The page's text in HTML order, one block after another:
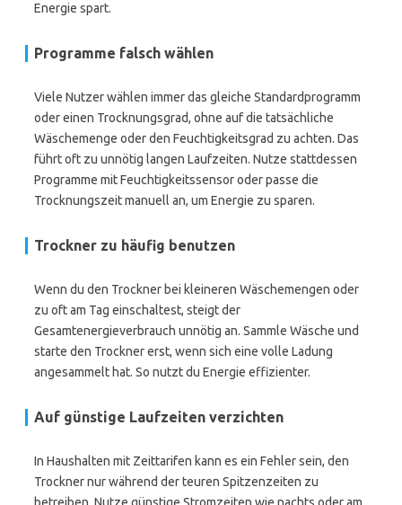
Energie spart.
Programme falsch wählen
Viele Nutzer wählen immer das gleiche Standardprogramm
oder einen Trocknungsgrad, ohne auf die tatsächliche
Wäschemenge oder den Feuchtigkeitsgrad zu achten. Das
führt oft zu unnötig langen Laufzeiten. Nutze stattdessen
Programme mit Feuchtigkeitssensor oder passe die
Trocknungszeit manuell an, um Energie zu sparen.
Trockner zu häufig benutzen
Wenn du den Trockner bei kleineren Wäschemengen oder
zu oft am Tag einschaltest, steigt der
Gesamtenergieverbrauch unnötig an. Sammle Wäsche und
starte den Trockner erst, wenn sich eine volle Ladung
angesammelt hat. So nutzt du Energie effizienter.
Auf günstige Laufzeiten verzichten
In Haushalten mit Zeittarifen kann es ein Fehler sein, den
Trockner nur während der teuren Spitzenzeiten zu